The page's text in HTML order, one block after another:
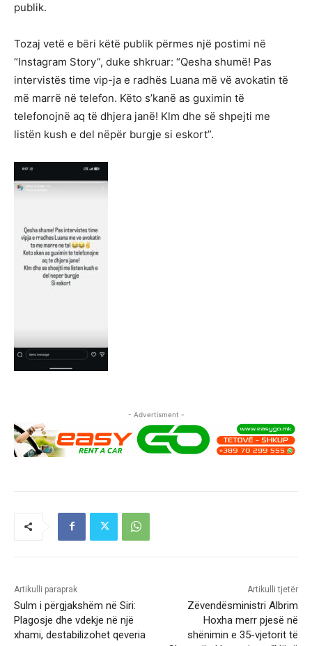
publik.
Tozaj vetë e bëri këtë publik përmes një postimi në
“Instagram Story”, duke shkruar: “Qesha shumë! Pas
intervistës time vip-ja e radhës Luana më vë avokatin të
më marrë në telefon. Këto s’kanë as guximin të
telefonojnë aq të dhjera janë! Klm dhe së shpejti me
listën kush e del nëpër burgje si eskort”.
- Advertisment -
Artikulli paraprak
Sulm i përgjakshëm në Siri:
Plagosje dhe vdekje në një
xhami, destabilizohet qeveria
Artikulli tjetër
Zëvendësministri Albrim
Hoxha merr pjesë në
shënimin e 35-vjetorit të